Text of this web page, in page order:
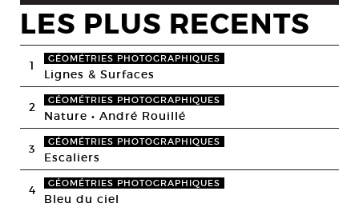
LES PLUS RECENTS
1 GÉOMÉTRIES PHOTOGRAPHIQUES
Lignes & Surfaces
2 GÉOMÉTRIES PHOTOGRAPHIQUES
Nature • André Rouillé
3 GÉOMÉTRIES PHOTOGRAPHIQUES
Escaliers
4 GÉOMÉTRIES PHOTOGRAPHIQUES
Bleu du ciel